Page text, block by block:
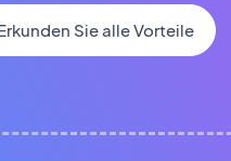
Sie alle Vorteile